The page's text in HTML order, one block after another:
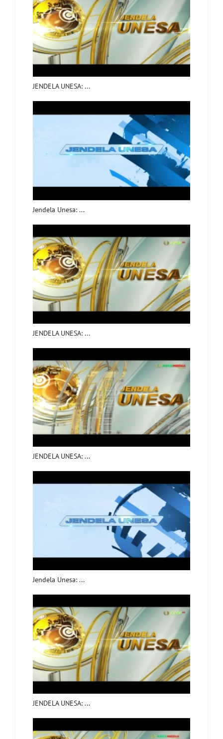
JENDELA UNESA: ...
Jendela Unesa: ...
JENDELA UNESA: ...
JENDELA UNESA: ...
Jendela Unesa: ...
JENDELA UNESA: ...